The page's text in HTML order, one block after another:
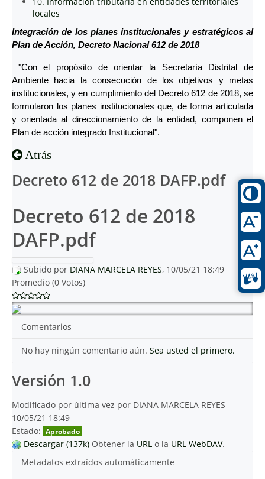
locales
Integración de los planes institucionales y estratégicos al
Plan de Acción, Decreto Nacional 612 de 2018
"Con el propósito de orientar la Secretaría Distrital de
Ambiente hacia la consecución de los objetivos y metas
institucionales, y en cumplimiento del Decreto 612 de 2018, se
formularon los planes institucionales que, de forma articulada
y orientada al direccionamiento de la entidad, componen el
Plan de acción integrado Institucional".
Atrás
Decreto 612 de 2018 DAFP.pdf
Decreto 612 de 2018
DAFP.pdf
Subido por DIANA MARCELA REYES, 10/05/21 18:49
Promedio (0 Votos)
Comentarios
No hay ningún comentario aún. Sea usted el primero.
Versión 1.0
Modificado por última vez por DIANA MARCELA REYES
10/05/21 18:49
Estado: Aprobado
Descargar (137k) Obtener la URL o la URL WebDAV.
Metadatos extraídos automáticamente